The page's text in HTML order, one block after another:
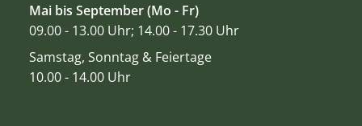
Mai bis September (Mo - Fr)
09.00 - 13.00 Uhr; 14.00 - 17.30 Uhr
Samstag, Sonntag & Feiertage
10.00 - 14.00 Uhr